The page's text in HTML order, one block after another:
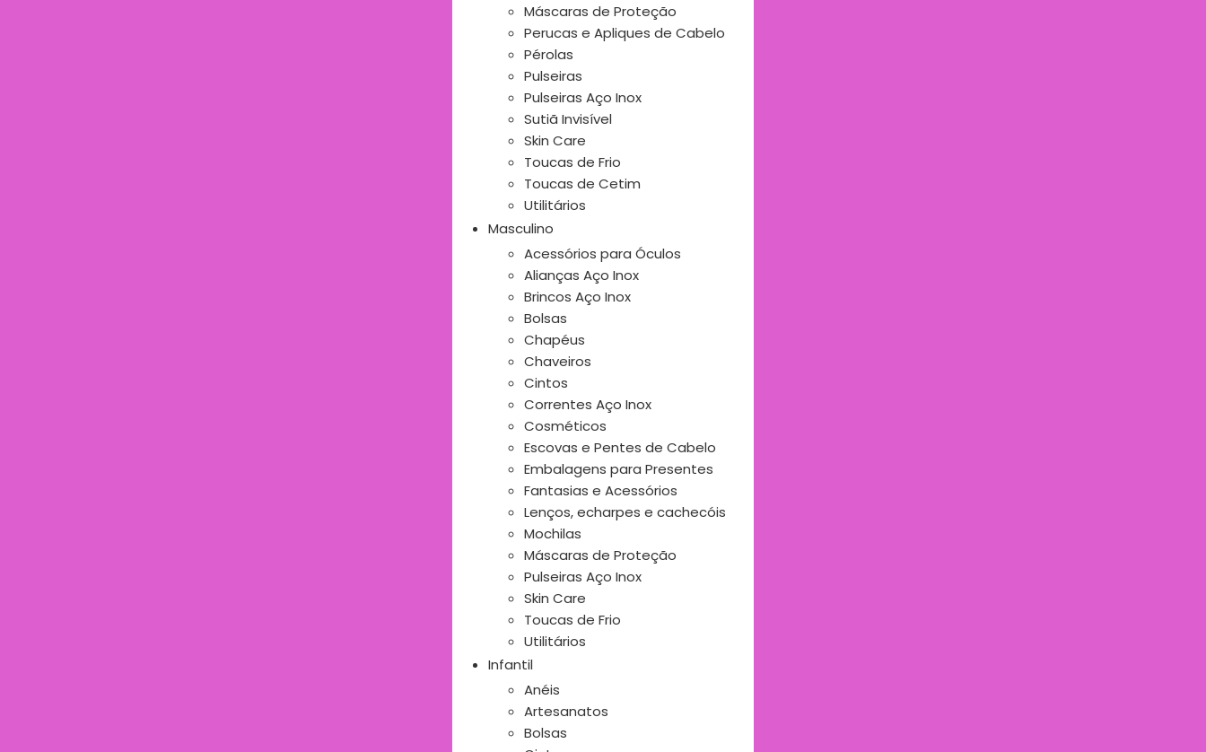
Máscaras de Proteção
Perucas e Apliques de Cabelo
Pérolas
Pulseiras
Pulseiras Aço Inox
Sutiã Invisível
Skin Care
Toucas de Frio
Toucas de Cetim
Utilitários
Masculino
Acessórios para Óculos
Alianças Aço Inox
Brincos Aço Inox
Bolsas
Chapéus
Chaveiros
Cintos
Correntes Aço Inox
Cosméticos
Escovas e Pentes de Cabelo
Embalagens para Presentes
Fantasias e Acessórios
Lenços, echarpes e cachecóis
Mochilas
Máscaras de Proteção
Pulseiras Aço Inox
Skin Care
Toucas de Frio
Utilitários
Infantil
Anéis
Artesanatos
Bolsas